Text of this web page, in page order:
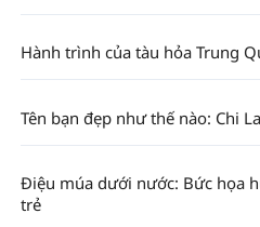
Hành trình của tàu hỏa Trung
Tên bạn đẹp như thế nào: Chi
Điệu múa dưới nước: Bức họa
trẻ